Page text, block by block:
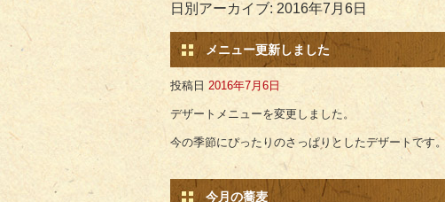
日別アーカイブ: 2016年7月6日
メニュー更新しました
投稿日 2016年7月6日
デザートメニューを変更しました。
今の季節にぴったりのさっぱりとしたデザートです。
今月の蕎麦